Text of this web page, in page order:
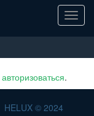
авторизоваться.
HELUX © 2024